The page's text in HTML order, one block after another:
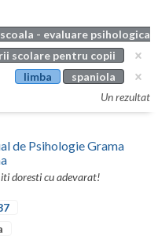
- evaluare psihologica
scolare pentru copii
limba
spaniola
Un rezultat
de Psihologie Grama
doresti cu adevarat!